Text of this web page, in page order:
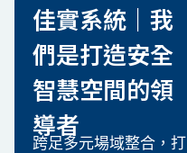
佳實系統｜我
們是打造安全
智慧空間的領
導者
跨足多元場域整合，打